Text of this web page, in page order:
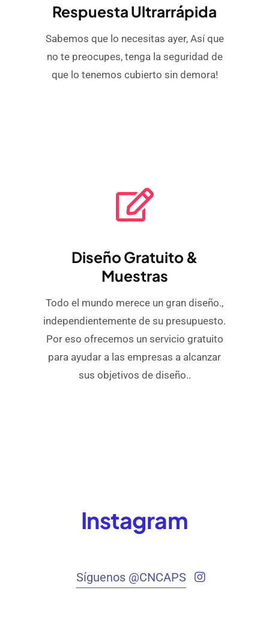
Respuesta Ultrarrápida
Sabemos que lo necesitas ayer, Así que
no te preocupes, tenga la seguridad de
que lo tenemos cubierto sin demora!
Diseño Gratuito &
Muestras
Todo el mundo merece un gran diseño.,
independientemente de su presupuesto.
Por eso ofrecemos un servicio gratuito
para ayudar a las empresas a alcanzar
sus objetivos de diseño..
Instagram
Síguenos @CNCAPS